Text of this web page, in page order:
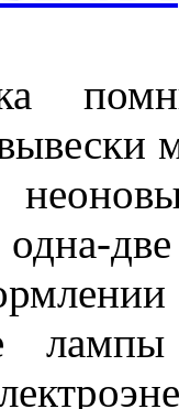
одна-
лампы